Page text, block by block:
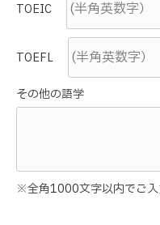
TOEIC
TOEFL
その他の語学
※全角1000文字以内でご入